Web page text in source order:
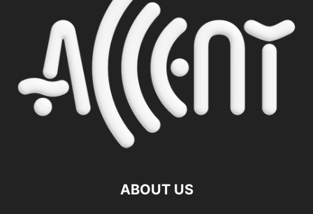
ABOUT US